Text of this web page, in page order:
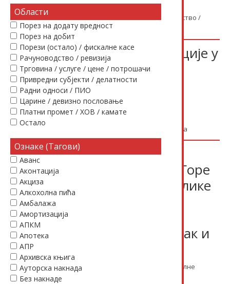
latinica
30.12.2015.
Рачуноводство /
ревизија
Запослени,Превоз
Закон о поступку регистрације у
Агенцији за привредне
регистре
(важи до 06.05.2019.)
30.12.2015.
Оснивање - Регистрација
Уговор између Савета
министара Србије и Црне Горе
и Савета министара Републике
Албаније о избегавању
двоструког опорезивања у
односу на порезе на доходак и
на имовину
30.12.2015. Прописи
Порези (остало) / фискалне
касе
Избегавање двоструког опорезивања
Области
Порез на додату вредност
Порез на добит
Порези (остало) / фискалне касе
Рачуноводство / ревизија
Трговина / услуге / цене / потрошачи
Привредни субјекти / делатности
Радни односи / ПИО
Царине / девизно пословање
Платни промет / ХОВ / камате
Остало
Ознаке (Тагови)
Аванс
Аконтација
Акциза
Алкохолна пића
Амбалажа
Амортизација
АПКМ
Апотека
АПР
Архивска књига
Ауторска накнада
Без накнаде